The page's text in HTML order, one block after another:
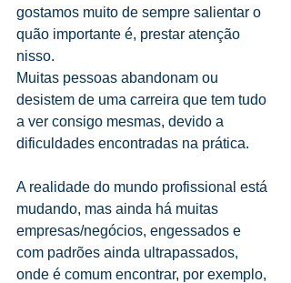
gostamos muito de sempre salientar o
quão importante é, prestar atenção
nisso.
Muitas pessoas abandonam ou
desistem de uma carreira que tem tudo
a ver consigo mesmas, devido a
dificuldades encontradas na prática.
A realidade do mundo profissional está
mudando, mas ainda há muitas
empresas/negócios, engessados e
com padrões ainda ultrapassados,
onde é comum encontrar, por exemplo,